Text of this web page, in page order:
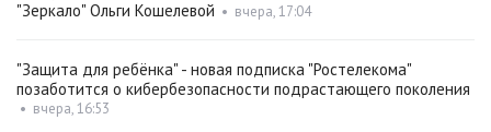
"Зеркало" Ольги Кошелевой • вчера, 17:04
"Защита для ребёнка" - новая подписка "Ростелекома"
позаботится о кибербезопасности подрастающего поколения
• вчера, 16:53